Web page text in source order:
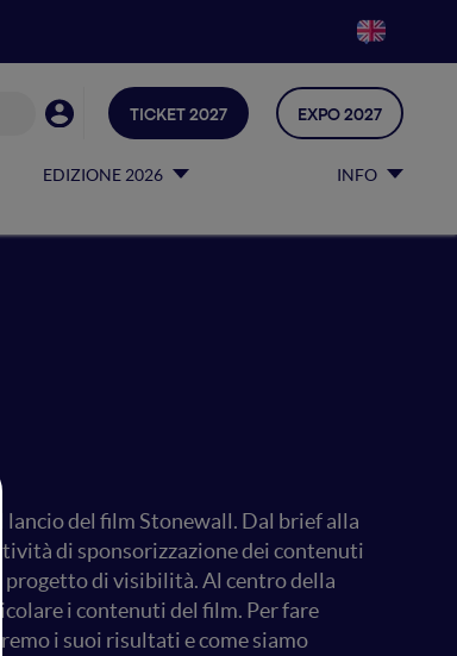
EDIZIONE 2026 INFO
TICKET 2027 EXPO 2027
del film Stonewall. Dal brief alla
di sponsorizzazione dei contenuti
progetto di visibilità. Al centro della
i contenuti del film. Per fare
i suoi risultati e come siamo